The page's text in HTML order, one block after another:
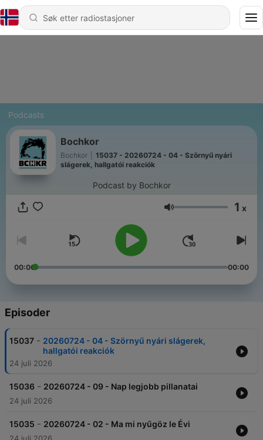
Podcasts
Bochkor
Bochkor
15037 - 20260724 - 04 - Szörnyű nyári
slágerek, hallgatói reakciók
Podcast by Bochkor
Volum 1 x
00:00 00:00
Episoder
15037 - 20260724 - 04 - Szörnyű nyári slágerek,
hallgatói reakciók
24 juli 2026
15036 - 20260724 - 09 - Nap legjobb pillanatai
24 juli 2026
15035 - 20260724 - 02 - Ma mi nyűgöz le Évi